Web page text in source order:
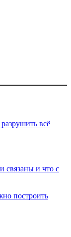
всё
связаны и что с
построить